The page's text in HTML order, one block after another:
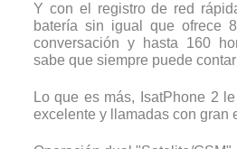
Y con el registro de red
batería sin igual que ofrece
conversación y hasta 160
sabe que siempre puede
Lo que es más, IsatPhone 2
excelente y llamadas con gran